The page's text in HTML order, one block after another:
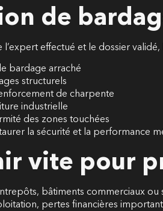
de
l’expert effectué et le dossier
bardage arraché
structurels
de charpente
industrielle
des zones touchées
la sécurité et la performance
vite pour
bâtiments commerciaux
pertes financières